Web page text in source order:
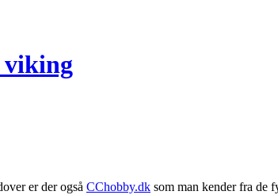
viking
er der også CChobby.dk som man kender fra de